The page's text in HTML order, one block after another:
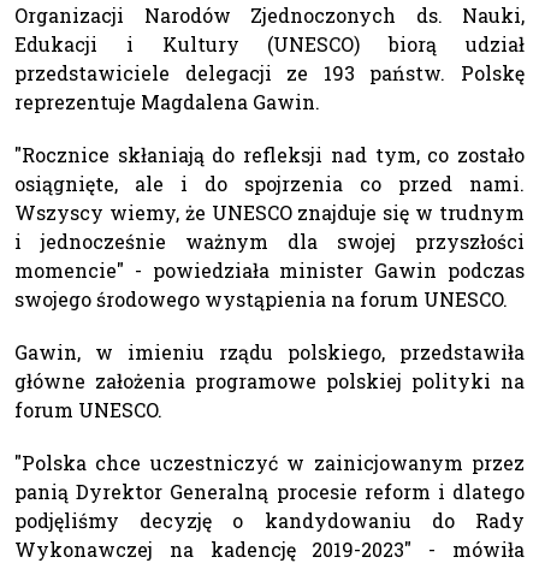
Organizacji Narodów Zjednoczonych ds. Nauki,
Edukacji i Kultury (UNESCO) biorą udział
przedstawiciele delegacji ze 193 państw. Polskę
reprezentuje Magdalena Gawin.
"Rocznice skłaniają do refleksji nad tym, co zostało
osiągnięte, ale i do spojrzenia co przed nami.
Wszyscy wiemy, że UNESCO znajduje się w trudnym
i jednocześnie ważnym dla swojej przyszłości
momencie" - powiedziała minister Gawin podczas
swojego środowego wystąpienia na forum UNESCO.
Gawin, w imieniu rządu polskiego, przedstawiła
główne założenia programowe polskiej polityki na
forum UNESCO.
"Polska chce uczestniczyć w zainicjowanym przez
panią Dyrektor Generalną procesie reform i dlatego
podjęliśmy decyzję o kandydowaniu do Rady
Wykonawczej na kadencję 2019-2023" - mówiła